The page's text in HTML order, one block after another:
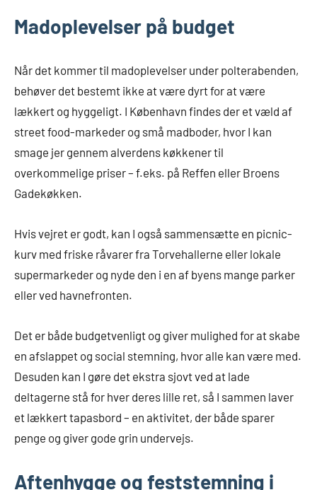
Madoplevelser på budget
Når det kommer til madoplevelser under polterabenden,
behøver det bestemt ikke at være dyrt for at være
lækkert og hyggeligt. I København findes der et væld af
street food-markeder og små madboder, hvor I kan
smage jer gennem alverdens køkkener til
overkommelige priser – f.eks. på Reffen eller Broens
Gadekøkken.
Hvis vejret er godt, kan I også sammensætte en picnic-
kurv med friske råvarer fra Torvehallerne eller lokale
supermarkeder og nyde den i en af byens mange parker
eller ved havnefronten.
Det er både budgetvenligt og giver mulighed for at skabe
en afslappet og social stemning, hvor alle kan være med.
Desuden kan I gøre det ekstra sjovt ved at lade
deltagerne stå for hver deres lille ret, så I sammen laver
et lækkert tapasbord – en aktivitet, der både sparer
penge og giver gode grin undervejs.
Aftenhygge og feststemning i